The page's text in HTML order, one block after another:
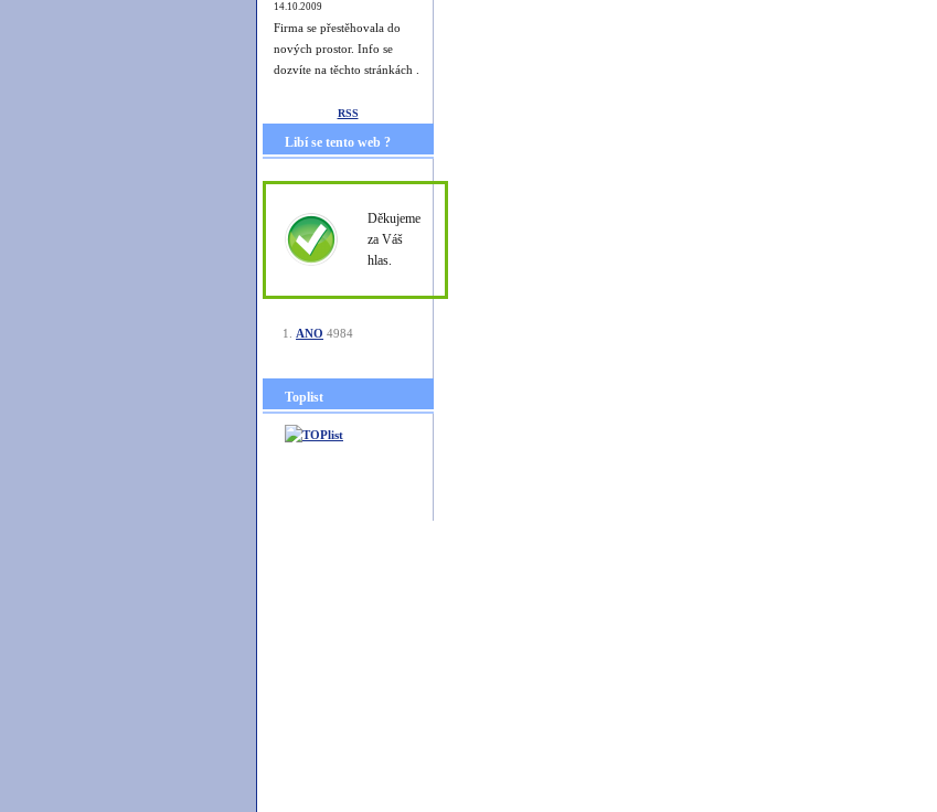
14.10.2009
Firma se přestěhovala do
nových prostor. Info se
dozvíte na těchto stránkách .
RSS
Libí se tento web ?
Děkujeme
za Váš
hlas.
ANO 4984
Toplist